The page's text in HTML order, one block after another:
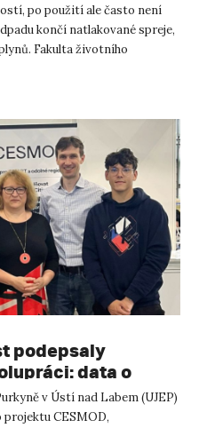
po použití ale často není
končí natlakované spreje,
Fakulta životního
podepsaly
data o
posílí
v Ústí nad Labem (UJEP)
CESMOD,